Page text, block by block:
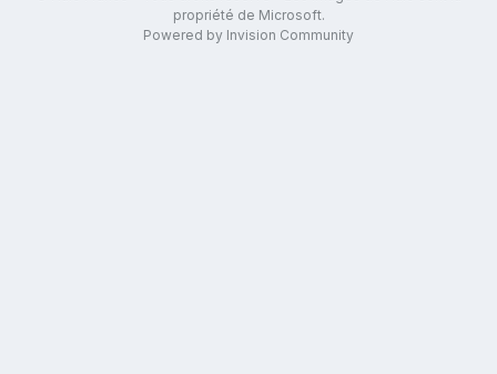
propriété de Microsoft.
Powered by Invision Community